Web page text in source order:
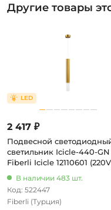
Другие товары
2 417 ₽
Подвесной
светильник Icicle-440-GN
Fiberli Icicle 12110601
В наличии 483 шт.
Код: 522447
Fiberli (Турция)